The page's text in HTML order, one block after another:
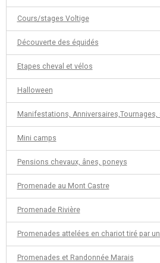
Cours/stages Voltige
Découverte des équidés
Etapes cheval et vélos
Halloween
Manifestations,
Mini camps
Pensions chevaux, ânes, poneys
Promenade au Mont Castre
Promenade Rivière
Promenades attelées en chariot tiré par
Promenades et Randonnée Marais